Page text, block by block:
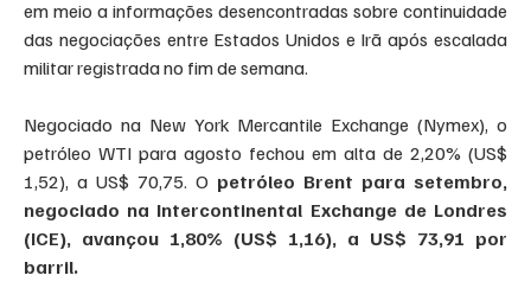
em meio a informações desencontradas sobre continuidade
das negociações entre Estados Unidos e Irã após escalada
militar registrada no fim de semana.
Negociado na New York Mercantile Exchange (Nymex), o
petróleo WTI para agosto fechou em alta de 2,20% (US$
1,52), a US$ 70,75. O petróleo Brent para setembro,
negociado na Intercontinental Exchange de Londres
(ICE), avançou 1,80% (US$ 1,16), a US$ 73,91 por
barril.